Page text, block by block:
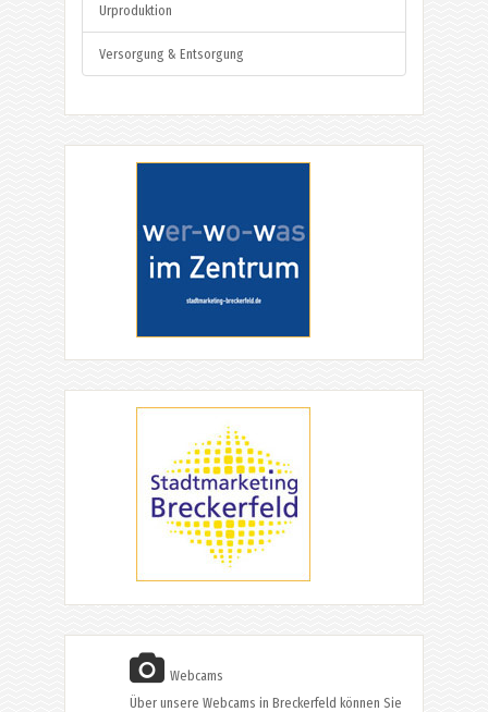
Urproduktion
Versorgung & Entsorgung
Webcams
Über unsere Webcams in Breckerfeld können Sie